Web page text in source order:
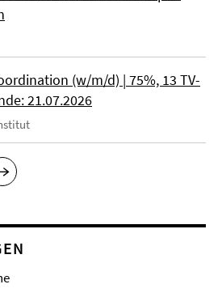
(w/m/d) | 75%, 13 TV-
21.07.2026